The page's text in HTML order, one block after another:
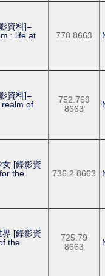
資料]=
: life at
778 8663
資料]=
realm of
752.769
8663
[錄影資
the
736.2 8663
界 [錄影資
the
725.79
8663